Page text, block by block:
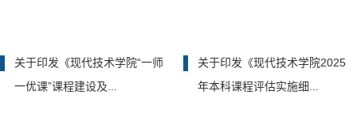
关于印发《现代技术学院“一师
一优课”课程建设及...
关于印发《现代技术学院2025
年本科课程评估实施细...